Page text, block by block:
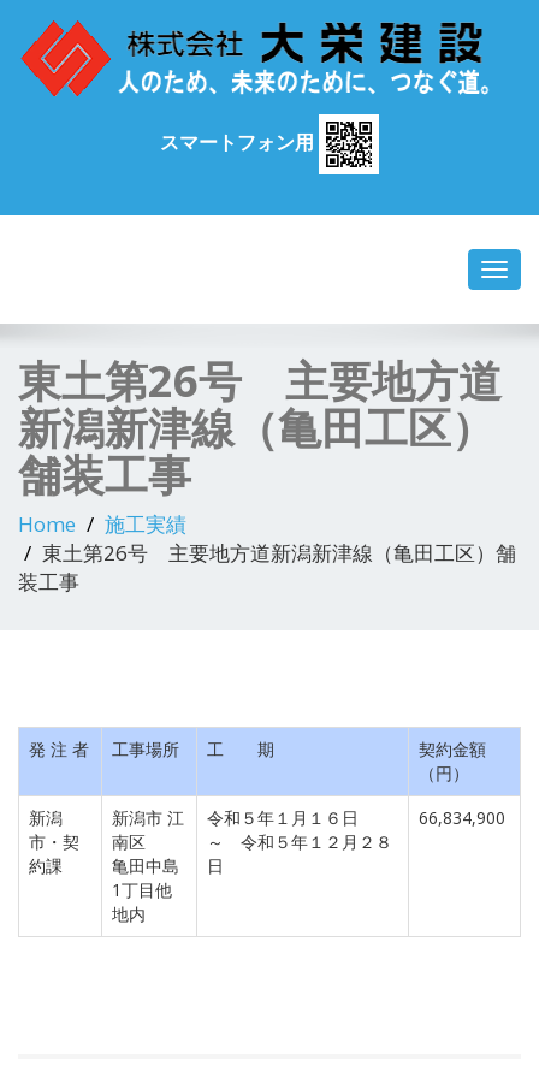
スマートフォン用
東土第26号 主要地方道
新潟新津線（亀田工区）
舗装工事
Home
施工実績
東土第26号 主要地方道新潟新津線（亀田工区）舗
装工事
発 注 者 工事場所 工 期
契約金額
（円）
新潟
市・契
約課
新潟市 江
南区
亀田中島
1丁目他
地内
令和５年１月１６日
～ 令和５年１２月２８
日
66,834,900